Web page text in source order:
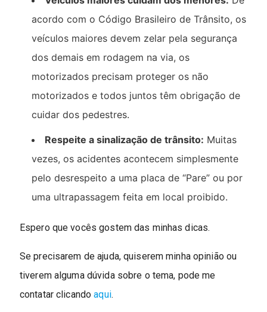
acordo com o Código Brasileiro de Trânsito, os
veículos maiores devem zelar pela segurança
dos demais em rodagem na via, os
motorizados precisam proteger os não
motorizados e todos juntos têm obrigação de
cuidar dos pedestres.
Respeite a sinalização de trânsito: Muitas
vezes, os acidentes acontecem simplesmente
pelo desrespeito a uma placa de “Pare” ou por
uma ultrapassagem feita em local proibido.
Espero que vocês gostem das minhas dicas.
Se precisarem de ajuda, quiserem minha opinião ou
tiverem alguma dúvida sobre o tema, pode me
contatar clicandoaqui.